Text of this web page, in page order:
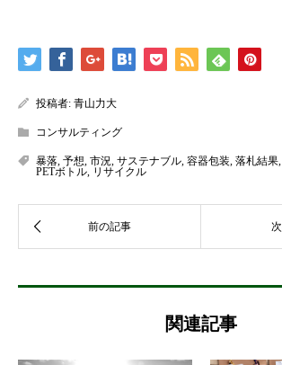
投稿者: 青山力大
コンサルティング
暴落, 予想, 市況, サステナブル, 容器包装, 落札結果,
PETボトル, リサイクル
関連記事